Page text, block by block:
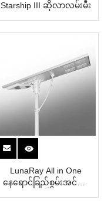
Starship III ဆိုလာလမ်းမီး
LunaRay All in One
နေရောင်ခြည်စွမ်းအင်သုံး